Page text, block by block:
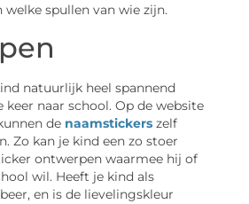
spullen van wie zijn.
natuurlijk heel spannend
keer naar school. Op de website
de naamstickers zelf
Zo kan je kind een zo stoer
ontwerpen waarmee hij of
wil. Heeft je kind als
en is de lievelingskleur